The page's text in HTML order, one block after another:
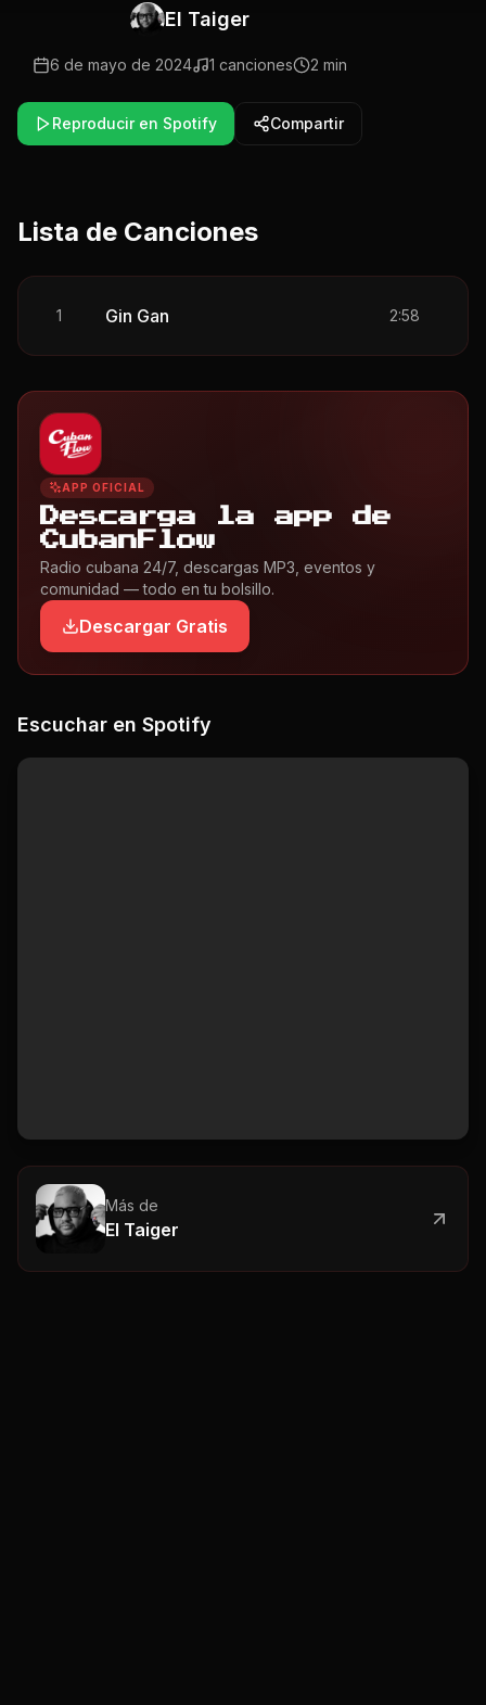
El Taiger
6 de mayo de 2024 1 canciones 2 min
Reproducir en Spotify Compartir
Lista de Canciones
1 Gin Gan 2:58
APP OFICIAL
Descarga la app de
CubanFlow
Radio cubana 24/7, descargas MP3, eventos y
comunidad — todo en tu bolsillo.
Descargar Gratis
Escuchar en Spotify
Más de
El Taiger